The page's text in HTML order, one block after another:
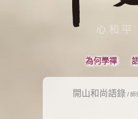
為何學禪
開山和尚語錄/ 師